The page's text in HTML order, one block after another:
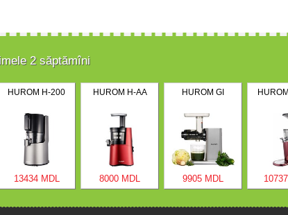
2 săptămîni
HUROM H-200
13434 MDL
HUROM H-AA
8000 MDL
HUROM GI
9905 MDL 10737